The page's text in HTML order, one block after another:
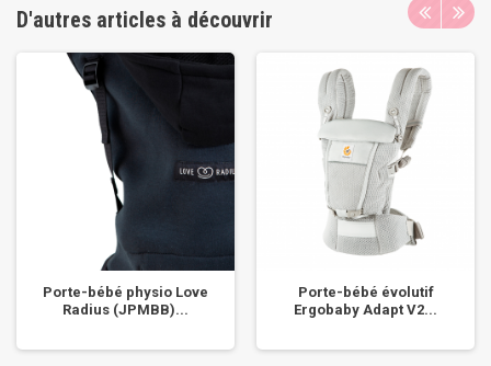
D'autres articles à découvrir
Porte-bébé physio Love
Radius (JPMBB)...
Porte-bébé évolutif
Ergobaby Adapt V2...